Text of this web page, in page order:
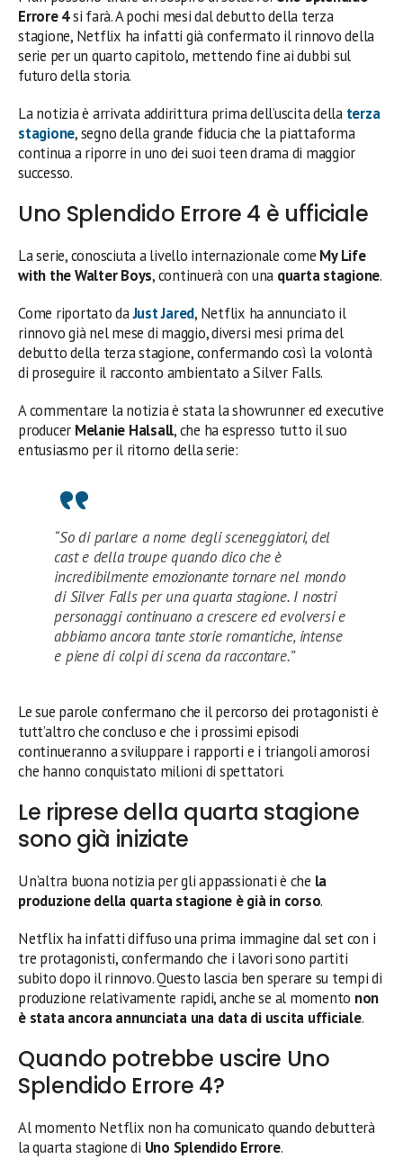
Errore 4si farà. A pochi mesi dal debutto della terza
stagione, Netflix ha infatti già confermato il rinnovo della
serie per un quarto capitolo, mettendo fine ai dubbi sul
futuro della storia.
La notizia è arrivata addirittura prima dell’uscita della terza
stagione, segno della grande fiducia che la piattaforma
continua a riporre in uno dei suoi teen drama di maggior
successo.
Uno Splendido Errore 4 è ufficiale
La serie, conosciuta a livello internazionale come My Life
with the Walter Boys, continuerà con una quarta stagione.
Come riportato daJust Jared, Netflix ha annunciato il
rinnovo già nel mese di maggio, diversi mesi prima del
debutto della terza stagione, confermando così la volontà
di proseguire il racconto ambientato a Silver Falls.
A commentare la notizia è stata la showrunner ed executive
producer Melanie Halsall, che ha espresso tutto il suo
entusiasmo per il ritorno della serie:
“So di parlare a nome degli sceneggiatori, del
cast e della troupe quando dico che è
incredibilmente emozionante tornare nel mondo
di Silver Falls per una quarta stagione. I nostri
personaggi continuano a crescere ed evolversi e
abbiamo ancora tante storie romantiche, intense
e piene di colpi di scena da raccontare.”
Le sue parole confermano che il percorso dei protagonisti è
tutt’altro che concluso e che i prossimi episodi
continueranno a sviluppare i rapporti e i triangoli amorosi
che hanno conquistato milioni di spettatori.
Le riprese della quarta stagione
sono già iniziate
Un’altra buona notizia per gli appassionati è che la
produzione della quarta stagione è già in corso.
Netflix ha infatti diffuso una prima immagine dal set con i
tre protagonisti, confermando che i lavori sono partiti
subito dopo il rinnovo. Questo lascia ben sperare su tempi di
produzione relativamente rapidi, anche se al momento non
è stata ancora annunciata una data di uscita ufficiale.
Quando potrebbe uscire Uno
Splendido Errore 4?
Al momento Netflix non ha comunicato quando debutterà
la quarta stagione di Uno Splendido Errore.